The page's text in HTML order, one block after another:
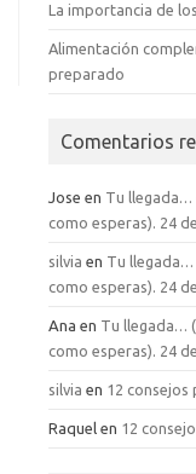
La importancia de
Alimentación
preparado
Comentarios
Jose en Tu llegada…
como esperas). 24
silvia en Tu llegada…
como esperas). 24
Ana en Tu llegada…
como esperas). 24
silvia en 12 consejos
Raquel en 12